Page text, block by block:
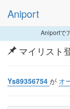
Aniport
Aniportで
マイリスト
Ys89356754 が オ